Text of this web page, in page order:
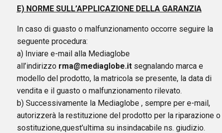
E) NORME SULL’APPLICAZIONE DELLA GARANZIA
In caso di guasto o malfunzionamento occorre seguire la
seguente procedura:
a) Inviare e-mail alla Mediaglobe
all’indirizzo rma@mediaglobe.itsegnalando marca e
modello del prodotto, la matricola se presente, la data di
vendita e il guasto o malfunzionamento rilevato.
b) Successivamente la Mediaglobe , sempre per e-mail,
autorizzerà la restituzione del prodotto per la riparazione o
sostituzione,quest’ultima su insindacabile ns. giudizio.